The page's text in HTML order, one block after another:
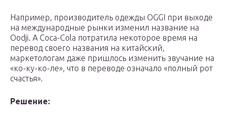
Например, производитель одежды OGGI при выходе
на международные рынки изменил название на
Oodji. А Coca-Cola потратила некоторое время на
перевод своего названия на китайский,
маркетологам даже пришлось изменить звучание на
«ко-ку-ко-ле», что в переводе означало «полный рот
счастья».
Решение: